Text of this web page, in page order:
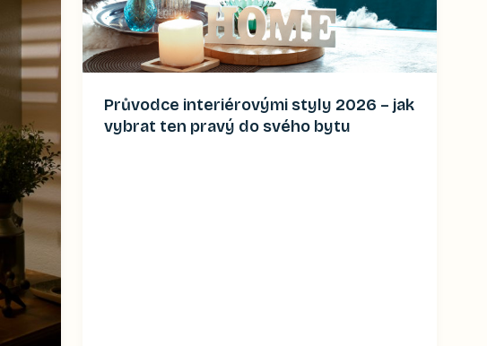
Průvodce interiérovými styly 2026 – jak
vybrat ten pravý do svého bytu